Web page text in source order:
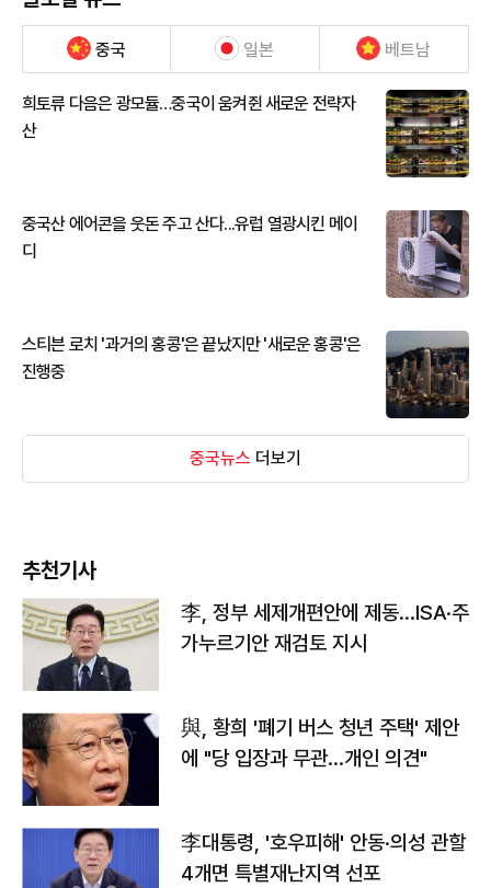
중국 일본 베트남
희토류 다음은 광모듈…중국이 움켜쥔 새로운 전략자
산
중국산 에어콘을 웃돈 주고 산다...유럽 열광시킨 메이
디
스티븐 로치 '과거의 홍콩'은 끝났지만 '새로운 홍콩'은
진행중
중국뉴스 더보기
추천기사
李, 정부 세제개편안에 제동…ISA·주
가누르기안 재검토 지시
與, 황희 '폐기 버스 청년 주택' 제안
에 "당 입장과 무관…개인 의견"
李대통령, '호우피해' 안동·의성 관할
4개면 특별재난지역 선포